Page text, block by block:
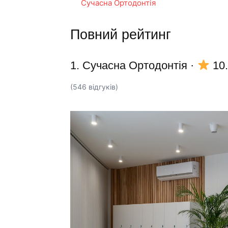
Сучасна Ортодонтія
Повний рейтинг
1. Сучасна Ортодонтія ·
(546 відгуків)